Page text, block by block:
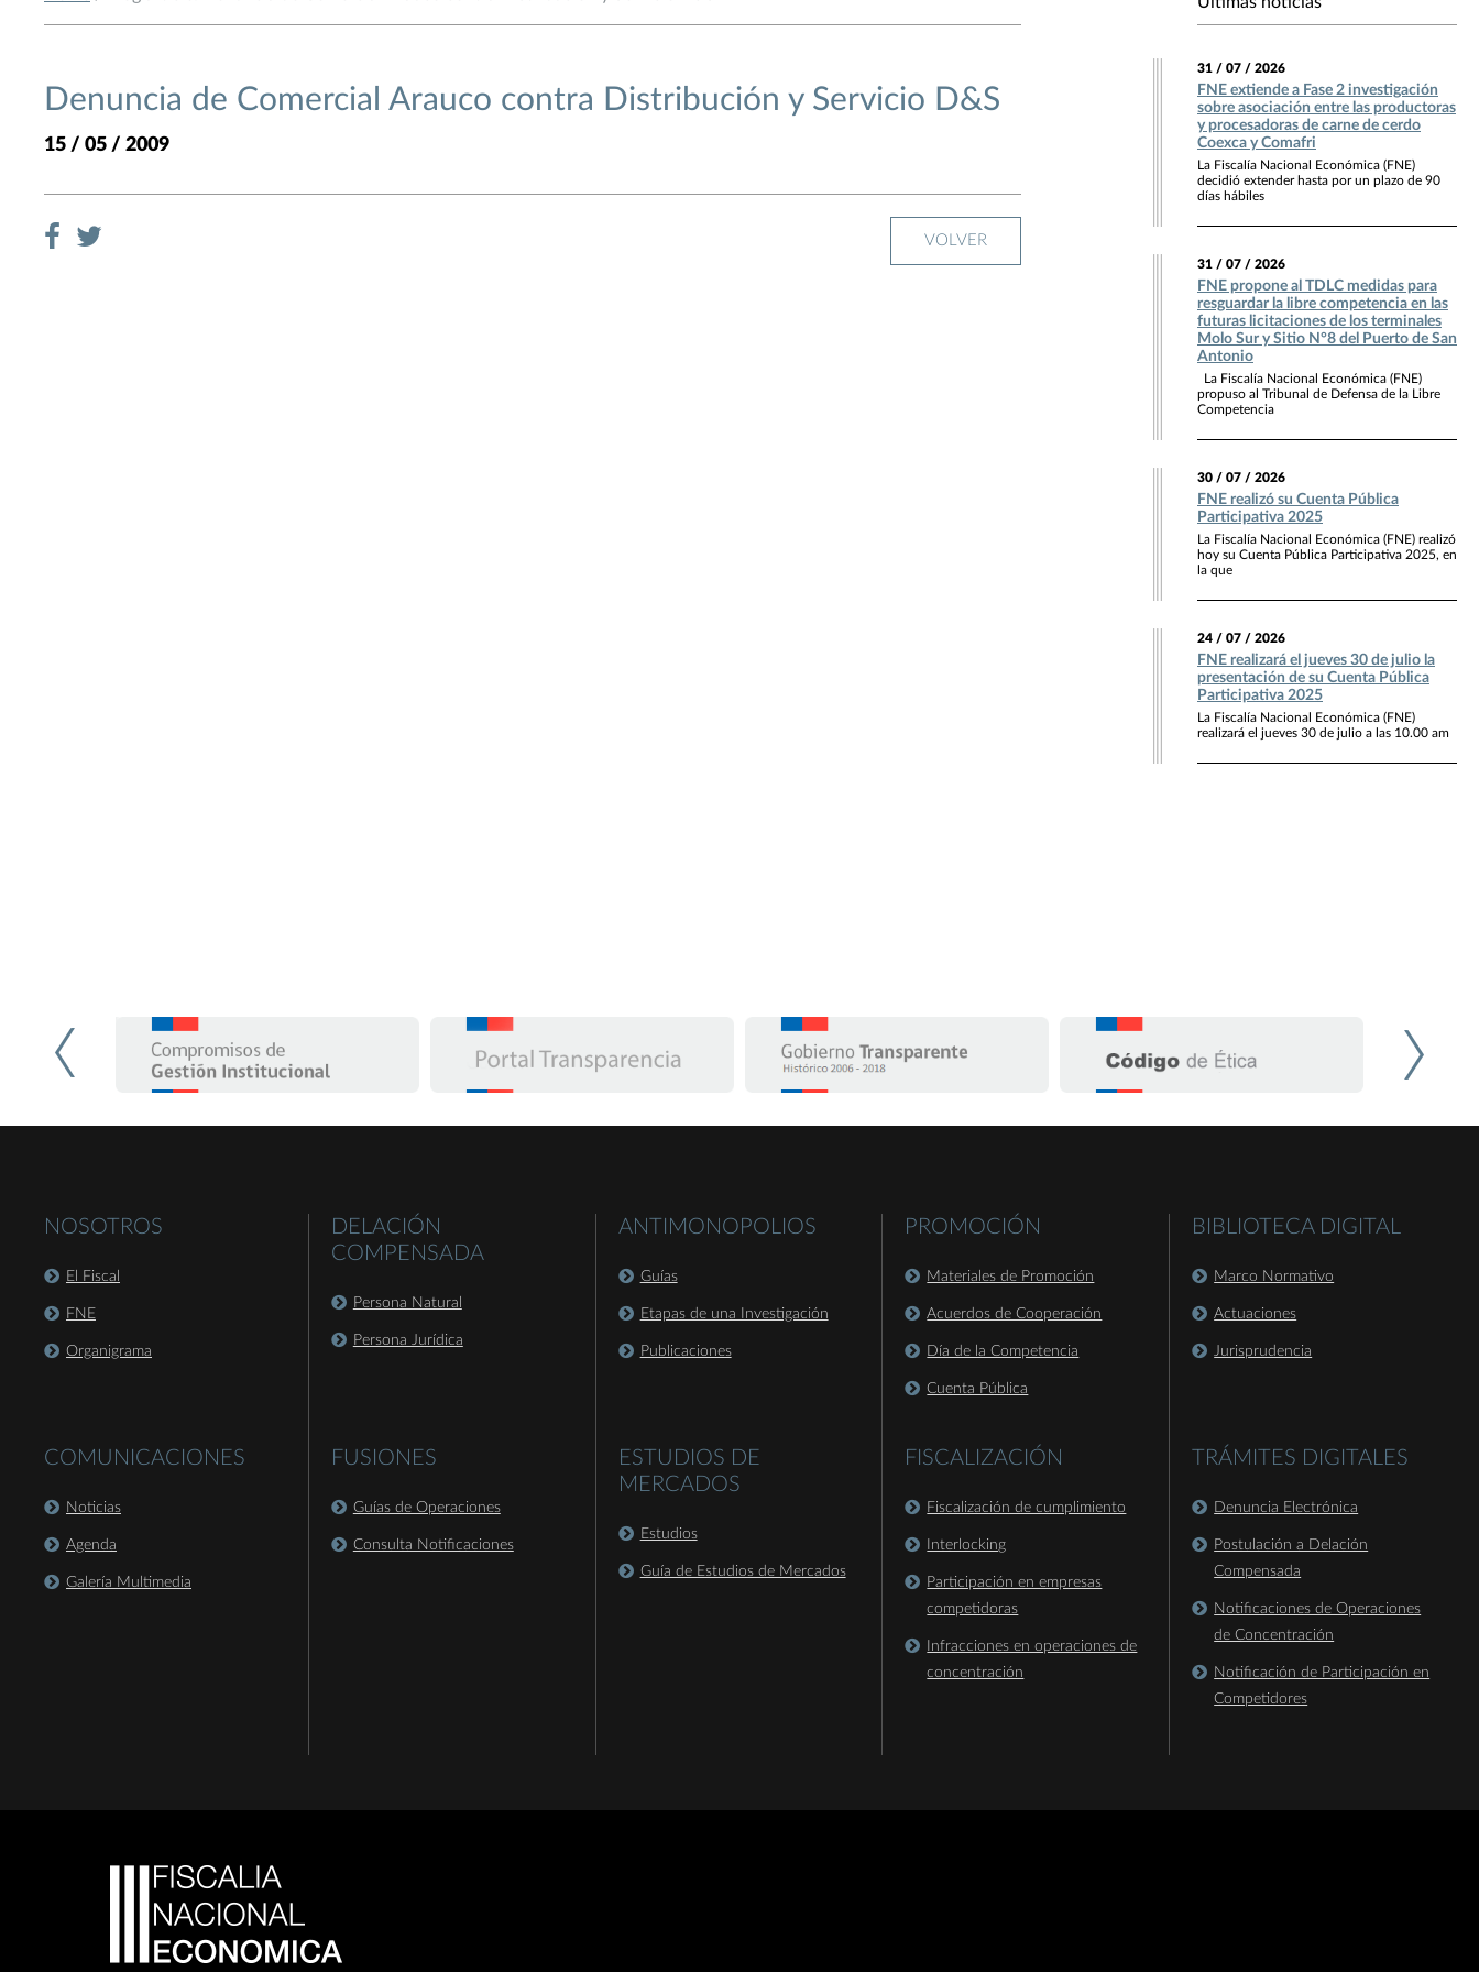
Denuncia de Comercial Arauco contra Distribución y Servicio D&S
15 / 05 / 2009
VOLVER
31 / 07 / 2026
FNE extiende a Fase 2 investigación
sobre asociación entre las productoras
y procesadoras de carne de cerdo
Coexca y Comafri
La Fiscalía Nacional Económica (FNE)
decidió extender hasta por un plazo de 90
días hábiles
31 / 07 / 2026
FNE propone al TDLC medidas para
resguardar la libre competencia en las
futuras licitaciones de los terminales
Molo Sur y Sitio N°8 del Puerto de San
Antonio
La Fiscalía Nacional Económica (FNE)
propuso al Tribunal de Defensa de la Libre
Competencia
30 / 07 / 2026
FNE realizó su Cuenta Pública
Participativa 2025
La Fiscalía Nacional Económica (FNE) realizó
hoy su Cuenta Pública Participativa 2025, en
la que
24 / 07 / 2026
FNE realizará el jueves 30 de julio la
presentación de su Cuenta Pública
Participativa 2025
La Fiscalía Nacional Económica (FNE)
realizará el jueves 30 de julio a las 10.00 am
NOSOTROS
El Fiscal
FNE
Organigrama
COMUNICACIONES
Noticias
Agenda
Galería Multimedia
DELACIÓN
COMPENSADA
Persona Natural
Persona Jurídica
FUSIONES
Guías de Operaciones
Consulta Notificaciones
ANTIMONOPOLIOS
Guías
Etapas de una Investigación
Publicaciones
ESTUDIOS DE
MERCADOS
Estudios
Guía de Estudios de Mercados
PROMOCIÓN
Materiales de Promoción
Acuerdos de Cooperación
Día de la Competencia
Cuenta Pública
FISCALIZACIÓN
Fiscalización de cumplimiento
Interlocking
Participación en empresas
competidoras
Infracciones en operaciones de
concentración
BIBLIOTECA DIGITAL
Marco Normativo
Actuaciones
Jurisprudencia
TRÁMITES DIGITALES
Denuncia Electrónica
Postulación a Delación
Compensada
Notificaciones de Operaciones
de Concentración
Notificación de Participación en
Competidores